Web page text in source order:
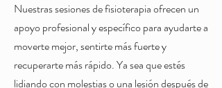
Nuestras sesiones de fisioterapia ofrecen un
apoyo profesional y específico para ayudarte a
moverte mejor, sentirte más fuerte y
recuperarte más rápido. Ya sea que estés
lidiando con molestias o una lesión después de